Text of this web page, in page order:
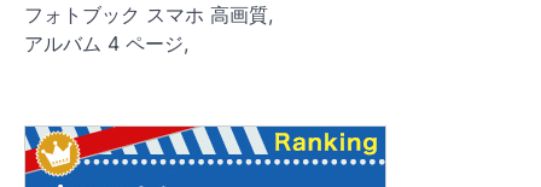
フォトブック スマホ 高画質,
アルバム 4 ページ,